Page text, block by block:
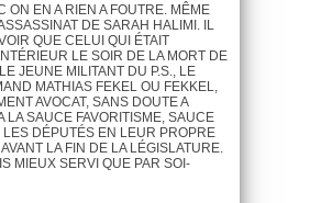
ON EN A RIEN A FOUTRE. MÊME
DE SARAH HALIMI. IL
QUE CELUI QUI ÉTAIT
LE SOIR DE LA MORT DE
JEUNE MILITANT DU P.S., LE
MATHIAS FEKEL OU FEKKEL,
AVOCAT, SANS DOUTE A
LA SAUCE FAVORITISME, SAUCE
LES DÉPUTÉS EN LEUR PROPRE
LA FIN DE LA LÉGISLATURE.
MIEUX SERVI QUE PAR SOI-